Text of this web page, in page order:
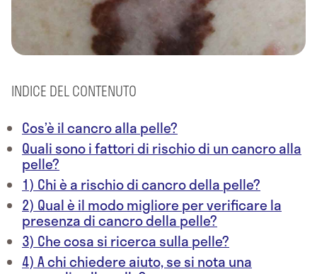
INDICE DEL CONTENUTO
Cos’è il cancro alla pelle?
Quali sono i fattori di rischio di un cancro alla
pelle?
1) Chi è a rischio di cancro della pelle?
2) Qual è il modo migliore per verificare la
presenza di cancro della pelle?
3) Che cosa si ricerca sulla pelle?
4) A chi chiedere aiuto, se si nota una